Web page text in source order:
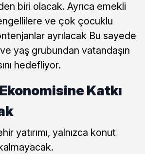
biri olacak. Ayrıca emekli
ve çok çocuklu
ayrılacak Bu sayede
yaş grubundan vatandaşın
hedefliyor.
Katkı
yatırımı, yalnızca konut
kalmayacak.